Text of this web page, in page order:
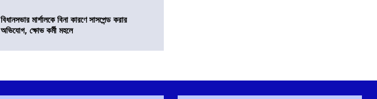
বিধানসভার মার্শালকে বিনা কারণে সাসপেন্ড করার
অভিযোগ, ক্ষোভ কর্মী মহলে